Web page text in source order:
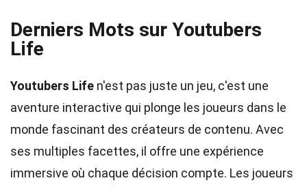
Derniers Mots sur Youtubers
Life
Youtubers Life n'est pas juste un jeu, c'est une
aventure interactive qui plonge les joueurs dans le
monde fascinant des créateurs de contenu. Avec
ses multiples facettes, il offre une expérience
immersive où chaque décision compte. Les joueurs